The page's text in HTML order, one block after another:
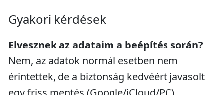
Gyakori kérdések
Elvesznek az adataim a beépítés során?
Nem, az adatok normál esetben nem
érintettek, de a biztonság kedvéért javasolt
egy friss mentés (Google/iCloud/PC).